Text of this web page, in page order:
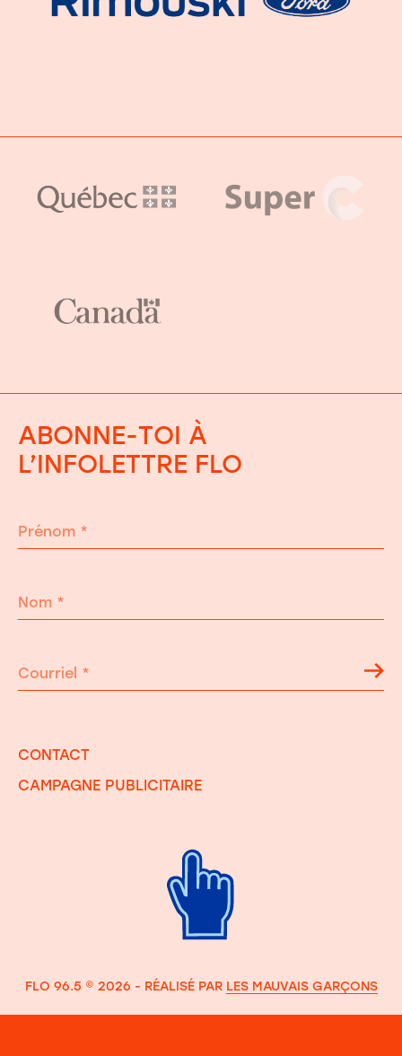
ABONNE-TOI À
L’INFOLETTRE FLO
Prénom *
Nom *
Courriel *
CONTACT
CAMPAGNE PUBLICITAIRE
FLO 96.5 © 2026 - RÉALISÉ PAR LES MAUVAIS GARÇONS